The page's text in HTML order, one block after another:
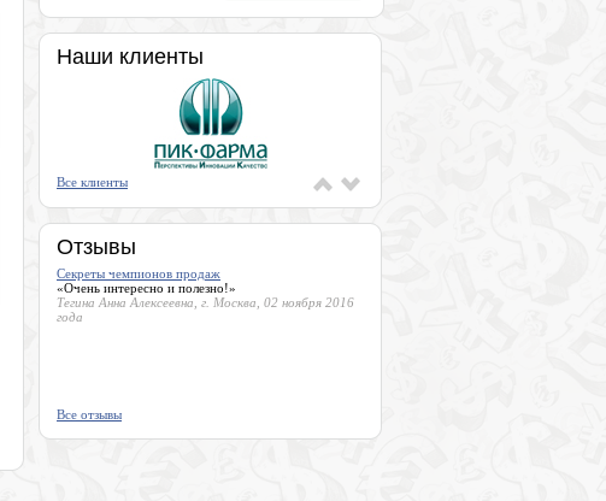
Наши клиенты
Все клиенты
Отзывы
Секреты чемпионов продаж
«Очень интересно и полезно!»
Тегина Анна Алексеевна, г. Москва, 02 ноября 2016
года
Все отзывы